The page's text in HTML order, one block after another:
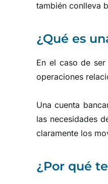
también conlleva
¿Qué es
En el caso de
operaciones
Una cuenta
las necesidades
claramente los
¿Por qué